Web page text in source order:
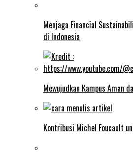
Menjaga Financial
di Indonesia
Mewujudkan Kampus Aman
Kontribusi Michel Foucault